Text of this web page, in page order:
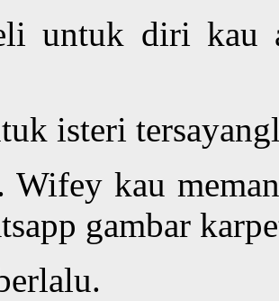
untuk diri kau
isteri
Wifey kau
gambar